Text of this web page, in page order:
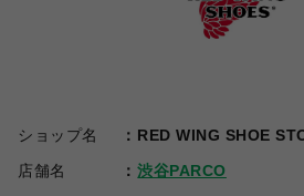
ショップ名
RED WING SHOE
店舗名
渋谷PARCO